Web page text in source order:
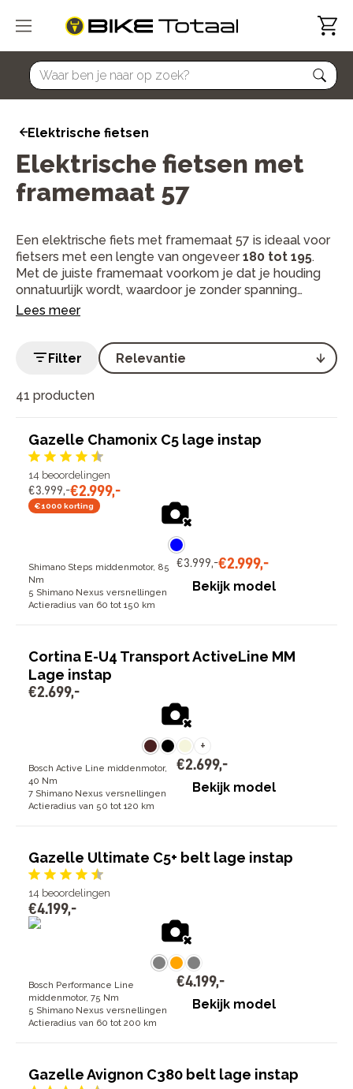
home
Elektrische fietsen
Elektrische fietsen met
framemaat 57
Een elektrische fiets met framemaat 57 is ideaal voor
fietsers met een lengte van ongeveer180 tot 195.
Met de juiste framemaat voorkom je dat je houding
onnatuurlijk wordt, waardoor je zonder spanning
langere stukken kunt fietsen.
Lees meer
41 producten
Filter
Gazelle Chamonix C5 lage instap
14 beoordelingen
€3.999,-€2.999,-
€1000 korting
Shimano Steps middenmotor, 85
Nm
5 Shimano Nexus versnellingen
Actieradius van 60 tot 150 km
€3.999,-€2.999,-
Bekijk model
Cortina E-U4 Transport ActiveLine MM
Lage instap
€2.699,-
+
Bosch Active Line middenmotor,
40 Nm
7 Shimano Nexus versnellingen
Actieradius van 50 tot 120 km
€2.699,-
Bekijk model
Gazelle Ultimate C5+ belt lage instap
14 beoordelingen
€4.199,-
Bosch Performance Line
middenmotor, 75 Nm
5 Shimano Nexus versnellingen
Actieradius van 60 tot 200 km
€4.199,-
Bekijk model
Gazelle Avignon C380 belt lage instap